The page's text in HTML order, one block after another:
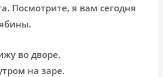
Посмотрите, я вам сегодня
во дворе,
на заре.